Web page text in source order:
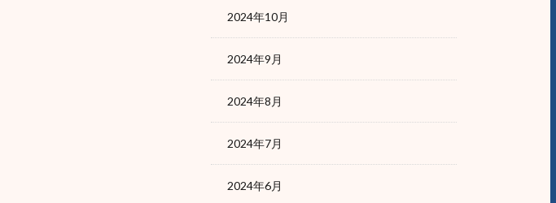
2024年10月
2024年9月
2024年8月
2024年7月
2024年6月